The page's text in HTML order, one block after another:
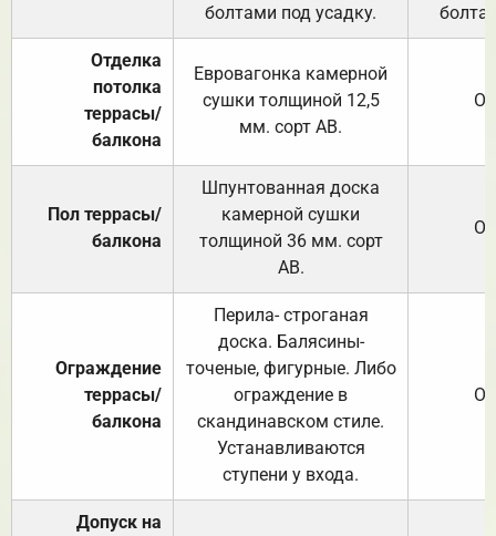
болтами под усадку.
Отделка
потолка
террасы/
балкона
Евровагонка камерной
сушки толщиной 12,5
мм. сорт АВ.
Пол террасы/
балкона
Шпунтованная доска
камерной сушки
толщиной 36 мм. сорт
АВ.
Ограждение
террасы/
балкона
Перила- строганая
доска. Балясины-
точеные, фигурные. Либо
ограждение в
скандинавском стиле.
Устанавливаются
ступени у входа.
Допуск на